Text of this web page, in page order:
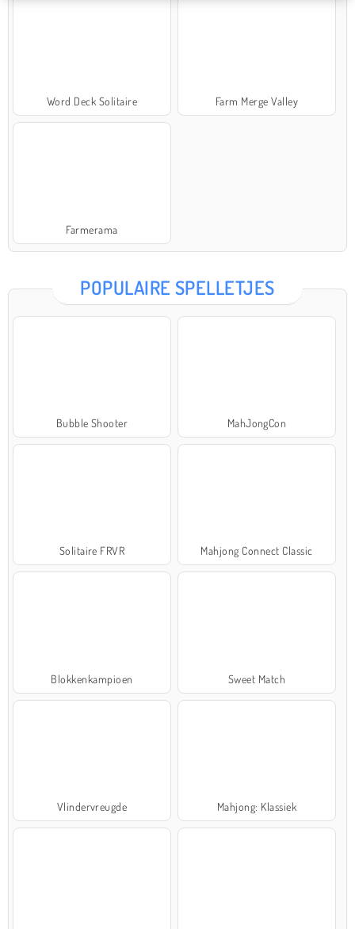
Word Deck Solitaire Farm Merge Valley
Farmerama
POPULAIRE SPELLETJES
Bubble Shooter MahJongCon
Solitaire FRVR Mahjong Connect Classic
Blokkenkampioen Sweet Match
Vlindervreugde Mahjong: Klassiek